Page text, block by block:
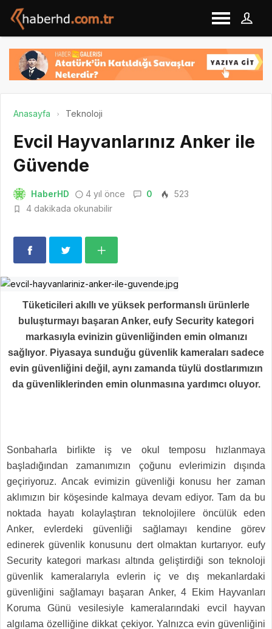
Anasayfa Teknoloji
Evcil Hayvanlarınız Anker ile
Güvende
HaberHD 4 yıl önce 0
523
4 dakikada okunabilir
Tüketicileri akıllı ve yüksek performanslı ürünlerle
buluşturmayı başaran Anker, eufy Security kategori
markasıyla evinizin güvenliğinden emin olmanızı
sağlıyor. Piyasaya sunduğu güvenlik kameraları sadece
evin güvenliğini değil, aynı zamanda tüylü dostlarımızın
da güvenliklerinden emin olunmasına yardımcı oluyor.
Sonbaharla birlikte iş ve okul temposu hızlanmaya
başladığından zamanımızın çoğunu evlerimizin dışında
geçiriyoruz. Ancak evimizin güvenliği konusu her zaman
aklımızın bir köşesinde kalmaya devam ediyor. Tam da bu
noktada hayatı kolaylaştıran teknolojilere öncülük eden
Anker, evlerdeki güvenliği sağlamayı kendine görev
edinerek güvenlik konusunu dert olmaktan kurtarıyor. eufy
Security kategori markası altında geliştirdiği son teknoloji
güvenlik kameralarıyla evlerin iç ve dış mekanlardaki
güvenliğini sağlamayı başaran Anker, 4 Ekim Hayvanları
Koruma Günü vesilesiyle kameralarındaki evcil hayvan
algılama özelliğine dikkat çekiyor. Yalnızca evin güvenliğini